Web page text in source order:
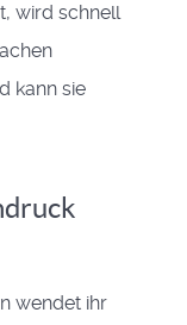
wird schnell
kann sie
wendet ihr